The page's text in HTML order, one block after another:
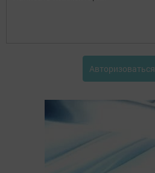
Авторизоваться